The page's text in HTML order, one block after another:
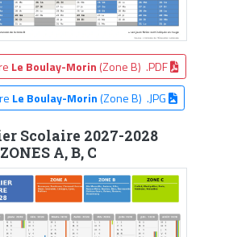
Le Boulay-Morin (Zone B) .PDF
Le Boulay-Morin(Zone B) .JPG
Scolaire 2027-2028
ZONES A, B, C